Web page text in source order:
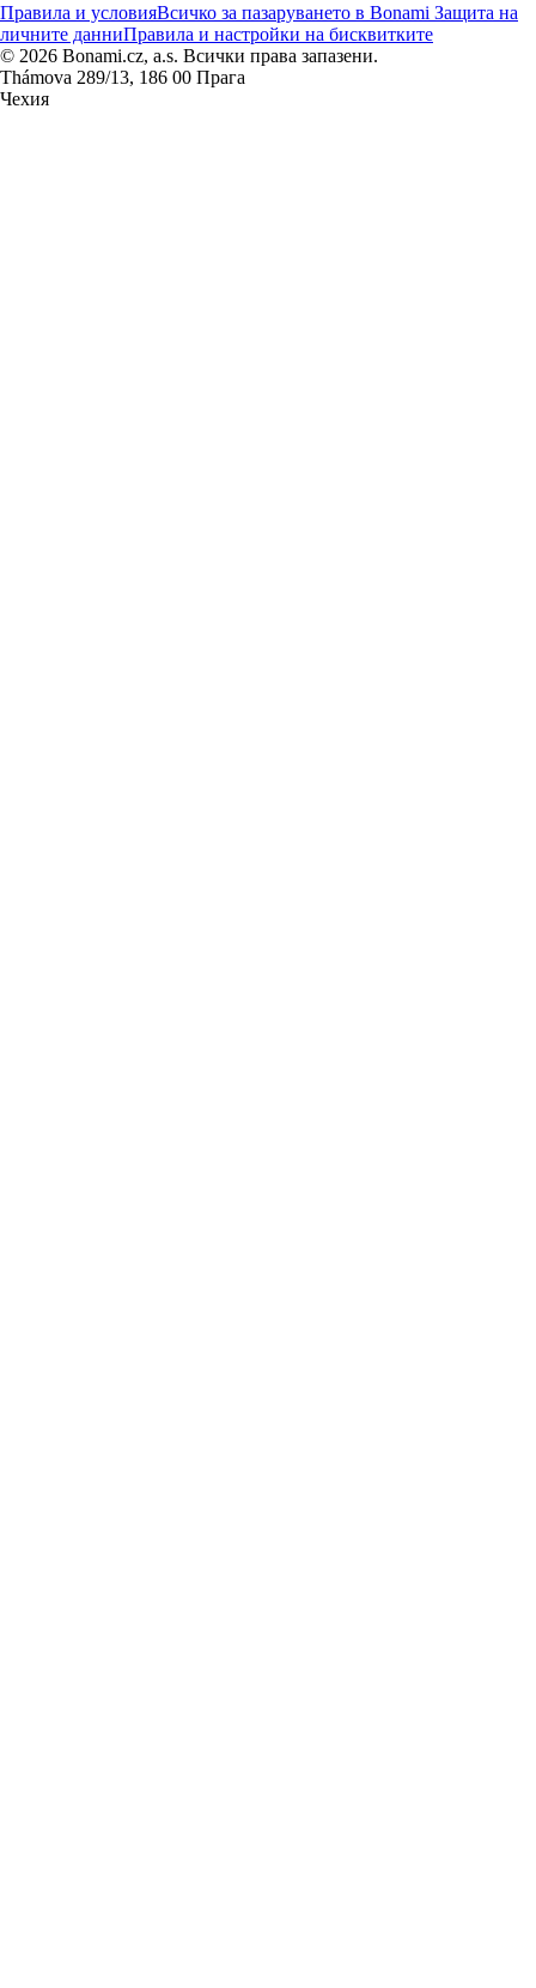
Правила и условияВсичко за пазаруването в Bonami Защита на
личните данниПравила и настройки на бисквитките
© 2026 Bonami.cz, a.s. Всички права запазени.
Thámova 289/13, 186 00 Прага
Чехия